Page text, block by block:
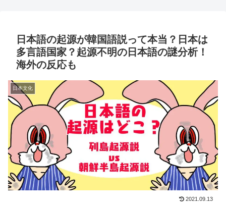
日本語の起源が韓国語説って本当？日本は
多言語国家？起源不明の日本語の謎分析！
海外の反応も
日本文化
2021.09.13